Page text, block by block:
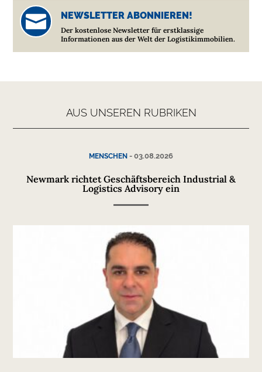
 NEWSLETTER ABONNIEREN!
Der kostenlose Newsletter für erstklassige
Informationen aus der Welt der Logistikimmobilien.
AUS UNSEREN RUBRIKEN
MENSCHEN - 03.08.2026
Newmark richtet Geschäftsbereich Industrial &
Logistics Advisory ein